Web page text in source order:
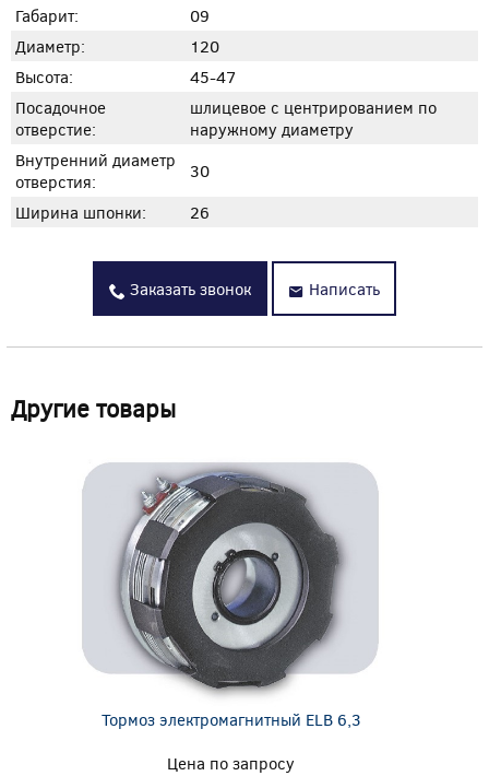
Габарит:
09
Диаметр:
120
Высота:
45-47
Посадочное
отверстие:
шлицевое с центрированием по
наружному диаметру
Внутренний диаметр
отверстия:
30
Ширина шпонки:
26
Заказать звонок Написать
Другие товары
Тормоз электромагнитный ELB 6,3
Цена по запросу